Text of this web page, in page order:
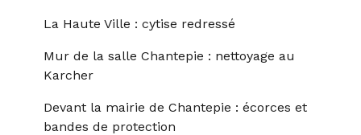
La Haute Ville : cytise redressé
Mur de la salle Chantepie : nettoyage au
Karcher
Devant la mairie de Chantepie : écorces et
bandes de protection